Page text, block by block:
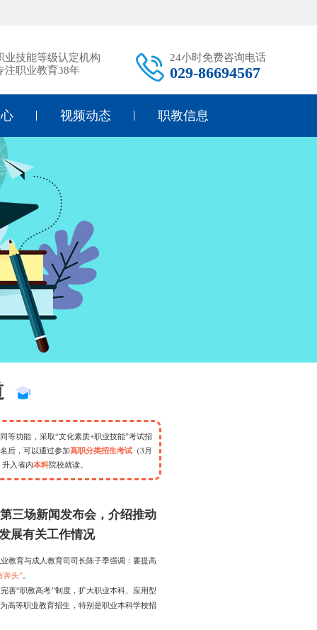
业技能等级认定机构
注职业教育38年
24小时免费咨询电话
029-86694567
视频动态
职教政策
媒体聚焦
职教信息
等功能，采取“文化素质+职业技能”考试招
后，可以通过参加高职分类招生考试 （3月
入省内本科院校就读。
三场新闻发布会，介绍推动
展有关工作情况
教育与成人教育司司长陈子季强调：要提高
奔头”。
善“职教高考”制度，扩大职业本科、应用型
高等职业教育招生，特别是职业本科学校招